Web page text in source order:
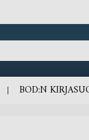
BOD:N